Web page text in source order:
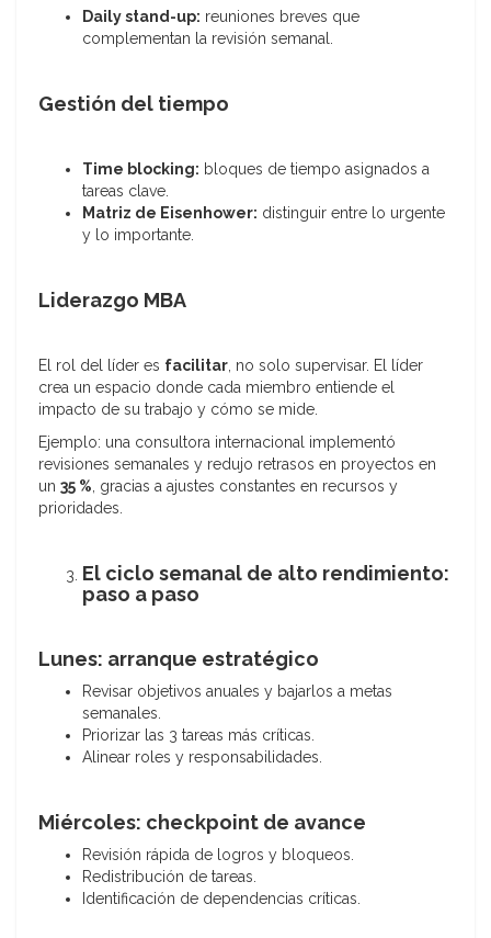
Daily stand-up: reuniones breves que
complementan la revisión semanal.
Gestión del tiempo
Time blocking: bloques de tiempo asignados a
tareas clave.
Matriz de Eisenhower: distinguir entre lo urgente
y lo importante.
Liderazgo MBA
El rol del líder es facilitar, no solo supervisar. El líder
crea un espacio donde cada miembro entiende el
impacto de su trabajo y cómo se mide.
Ejemplo: una consultora internacional implementó
revisiones semanales y redujo retrasos en proyectos en
un 35 %, gracias a ajustes constantes en recursos y
prioridades.
El ciclo semanal de alto rendimiento:
paso a paso
Lunes: arranque estratégico
Revisar objetivos anuales y bajarlos a metas
semanales.
Priorizar las 3 tareas más críticas.
Alinear roles y responsabilidades.
Miércoles: checkpoint de avance
Revisión rápida de logros y bloqueos.
Redistribución de tareas.
Identificación de dependencias críticas.